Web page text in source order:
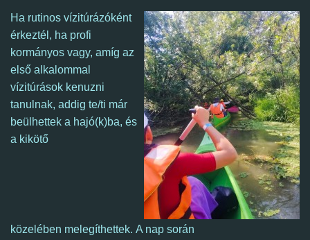
Ha rutinos vízitúrázóként
érkeztél, ha profi
kormányos vagy, amíg az
első alkalommal
vízitúrások kenuzni
tanulnak, addig te/ti már
beülhettek a hajó(k)ba, és
a kikötő
közelében melegíthettek. A nap során